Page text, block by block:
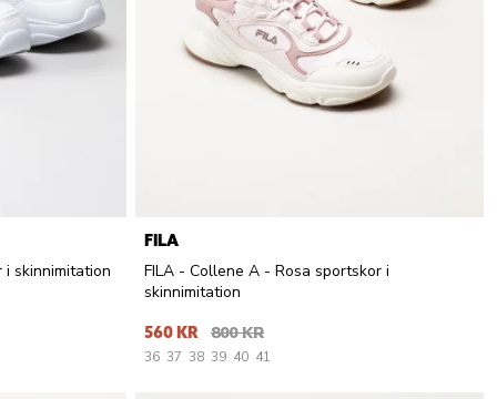
skinnimitation
FILA
FILA - Collene A - Rosa sportskor i
skinnimitation
560 KR 800 KR
36 37 38 39 40 41